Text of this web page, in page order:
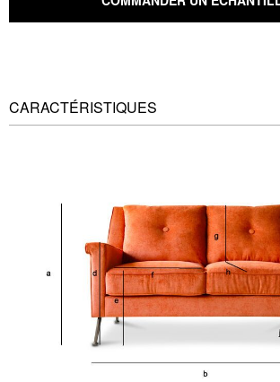
CARACTÉRISTIQUES